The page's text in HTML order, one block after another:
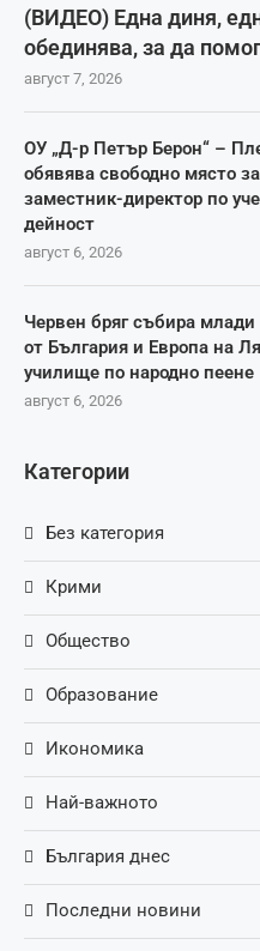
(ВИДЕО) Една диня,
обединява, за да
август 7, 2026
ОУ „Д-р Петър Берон“ –
обявява свободно място за
заместник-директор по
дейност
август 6, 2026
Червен бряг събира млади
от България и Европа на
училище по народно пеене
август 6, 2026
Категории
Без категория
Крими
Общество
Образование
Икономика
Най-важното
България днес
Последни новини